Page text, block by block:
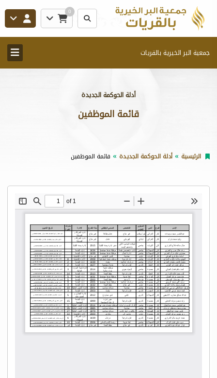
0
جمعية البر الخيرية بالقريات
أدلة الحوكمة الجديدة
قائمة الموظفين
الرئيسية أدلة الحوكمة الجديدة قائمة الموظفين